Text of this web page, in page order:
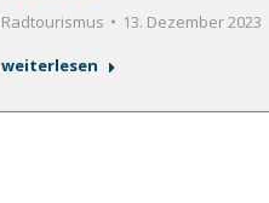
Radtourismus
13. Dezember 2023
weiterlesen